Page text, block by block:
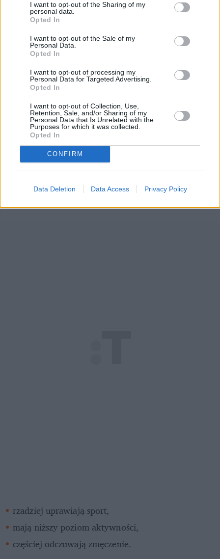
I want to opt-out of the Sharing of my
personal data.
Opted In
I want to opt-out of the Sale of my
Personal Data.
Opted In
I want to opt-out of processing my
Personal Data for Targeted Advertising.
Opted In
I want to opt-out of Collection, Use,
Retention, Sale, and/or Sharing of my
Personal Data that Is Unrelated with the
Purposes for which it was collected.
Opted In
CONFIRM
Data Deletion Data Access Privacy Policy
Eksperci podkreślają także znaczenie środowiska,
bowiem łatwy dostęp do przekąsek czy reklamy
problem.
Aktywność fizyczna, czyli efekt
„wyparcia”
Większość gier wideo to aktywność siedząca. I choć
to żadna nowość, badanie wskazuje na ważny
mechanizm, czyli tzw. efekt wyparcia. Chodzi o to,
czas spędzony na graniu często zastępuje
czas, który można by przeznaczyć na ruch.
rzadziej uprawiają sport,
mają niższy poziom aktywności,
częściej odczuwają zmęczenie.